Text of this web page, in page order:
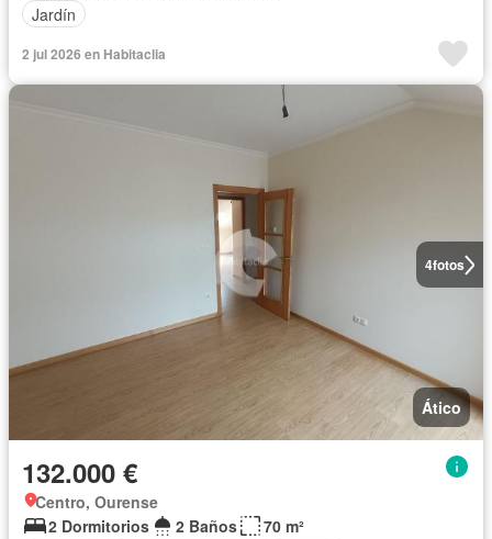
Jardín
2 jul 2026 en Habitaclia
4fotos
Ático
132.000 €
Centro, Ourense
2 Dormitorios
2 Baños
70 m²